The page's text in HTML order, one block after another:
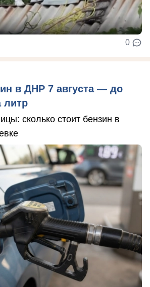
0
в ДНР 7 августа — до
литр
сколько стоит бензин в